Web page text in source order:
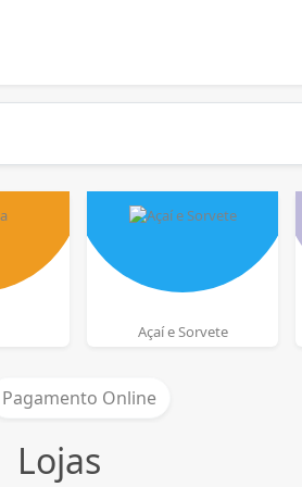
Açaí e Sorvete
Pagamento Online
Lojas